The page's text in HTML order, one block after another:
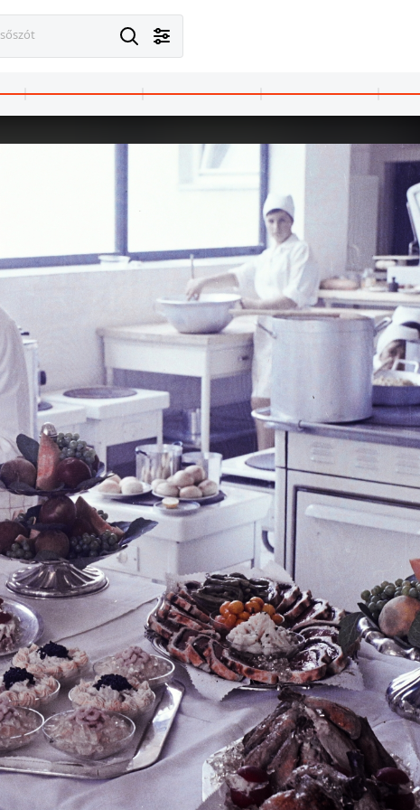
utca 4., zsinagóga.
1967 · Budapest II.
Frankel Leó út 49., zsinagóga.
1967 · Budapest IX.
Páva utca 39., zsinagóga.
1967 · Budapest XIII.
Hegedűs Gyula utca 3., zsinagóga.
1967 · Budapest XIII.
Hegedűs Gyula utca 3., zsinagóga.
1967